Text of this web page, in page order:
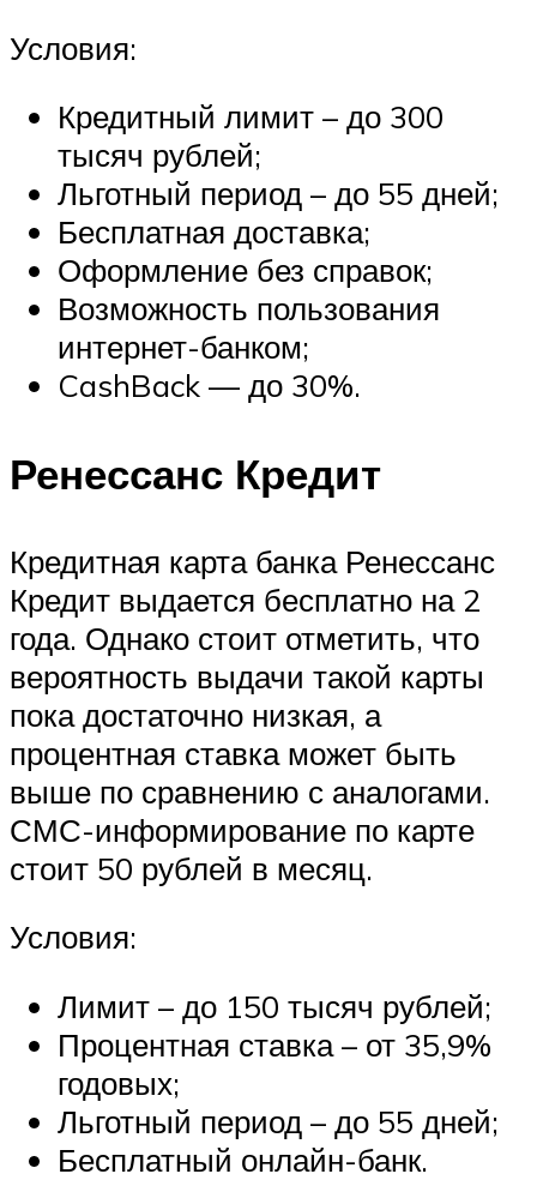
Условия:
Кредитный лимит – до 300
тысяч рублей;
Льготный период – до 55 дней;
Бесплатная доставка;
Оформление без справок;
Возможность пользования
интернет-банком;
CashBack — до 30%.
Ренессанс Кредит
Кредитная карта банка Ренессанс
Кредит выдается бесплатно на 2
года. Однако стоит отметить, что
вероятность выдачи такой карты
пока достаточно низкая, а
процентная ставка может быть
выше по сравнению с аналогами.
СМС-информирование по карте
стоит 50 рублей в месяц.
Условия:
Лимит – до 150 тысяч рублей;
Процентная ставка – от 35,9%
годовых;
Льготный период – до 55 дней;
Бесплатный онлайн-банк.